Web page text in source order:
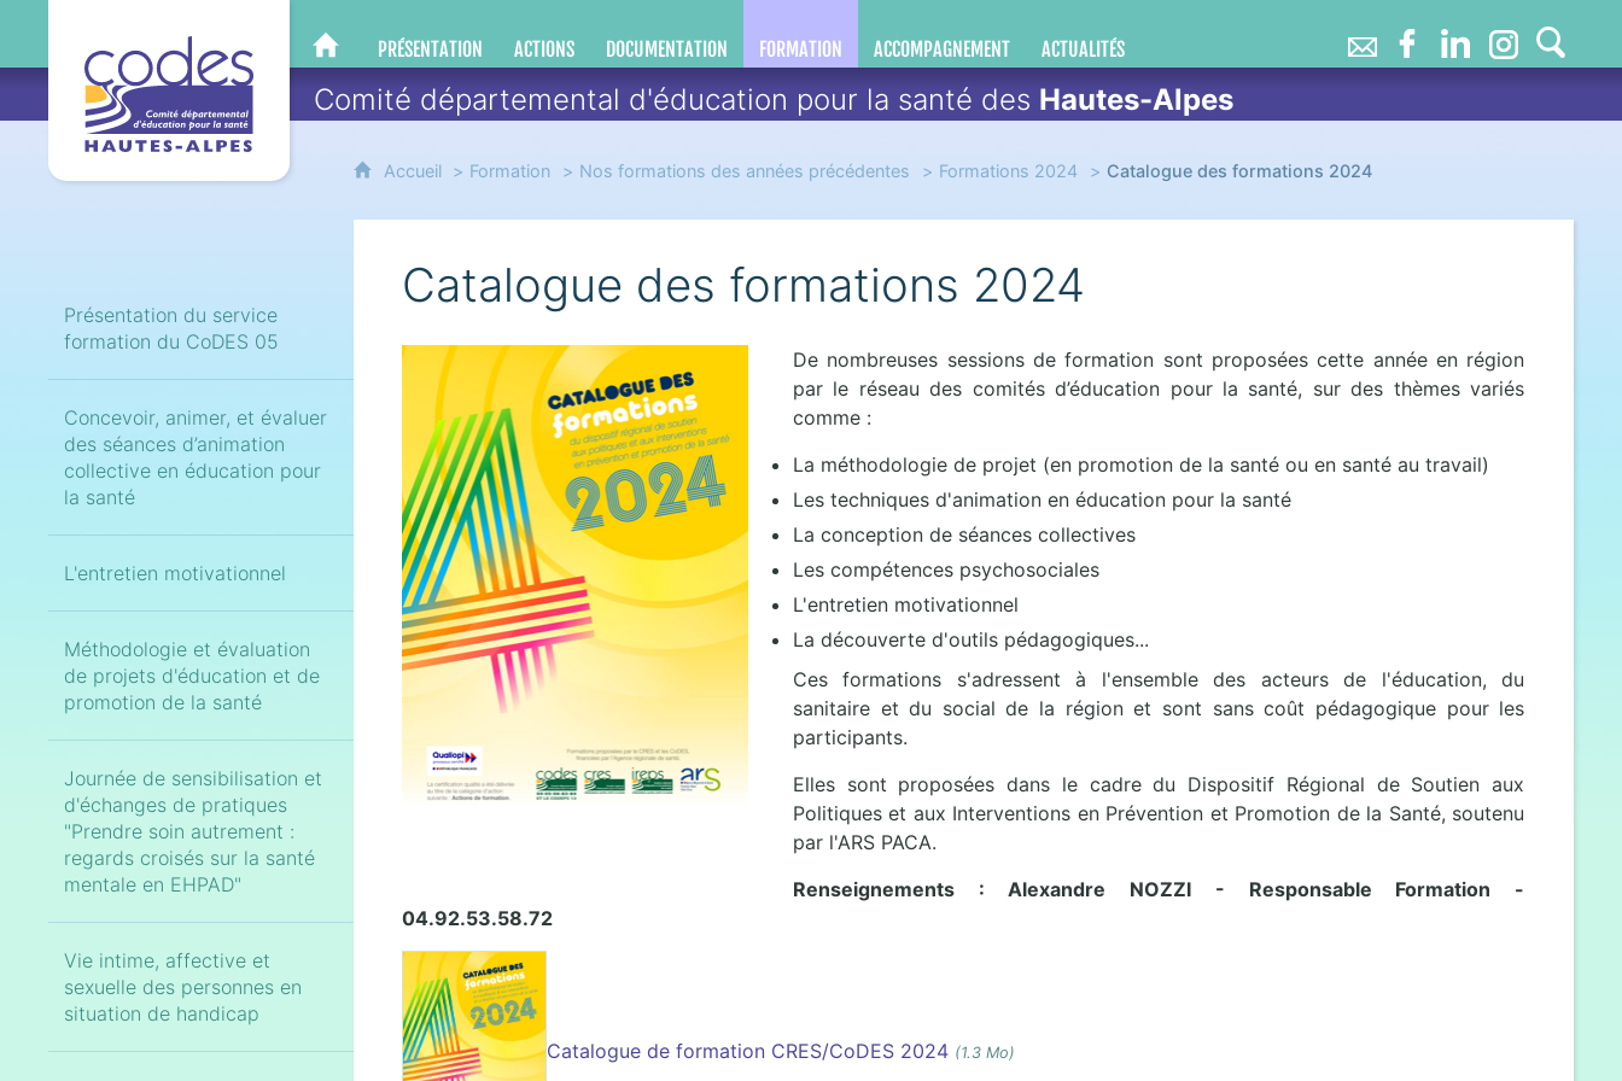
Comité départemental d'éducation pour la santé des Hautes-Alpes
CODES 05
PRÉSENTATION ACTIONS DOCUMENTATION FORMATION ACCOMPAGNEMENT ACTUALITÉS
Présentation du service
formation du CoDES 05
Concevoir, animer, et évaluer
des séances d’animation
collective en éducation pour
la santé
L'entretien motivationnel
Méthodologie et évaluation
de projets d'éducation et de
promotion de la santé
Journée de sensibilisation et
d'échanges de pratiques
"Prendre soin autrement :
regards croisés sur la santé
mentale en EHPAD"
Vie intime, affective et
sexuelle des personnes en
situation de handicap
Accueil Formation Nos formations des années précédentes Formations 2024 Catalogue des formations 2024
Catalogue des formations 2024
De nombreuses sessions de formation sont proposées cette année en région
par le réseau des comités d’éducation pour la santé, sur des thèmes variés
comme :
La méthodologie de projet (en promotion de la santé ou en santé au travail)
Les techniques d'animation en éducation pour la santé
La conception de séances collectives
Les compétences psychosociales
L'entretien motivationnel
La découverte d'outils pédagogiques...
Ces formations s'adressent à l'ensemble des acteurs de l'éducation, du
sanitaire et du social de la région et sont sans coût pédagogique pour les
participants.
Elles sont proposées dans le cadre du Dispositif Régional de Soutien aux
Politiques et aux Interventions en Prévention et Promotion de la Santé, soutenu
par l'ARS PACA.
Renseignements : Alexandre NOZZI - Responsable Formation -
04.92.53.58.72
Catalogue de formation CRES/CoDES 2024 (1.3 Mo)